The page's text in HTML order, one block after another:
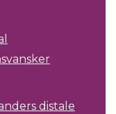
distale